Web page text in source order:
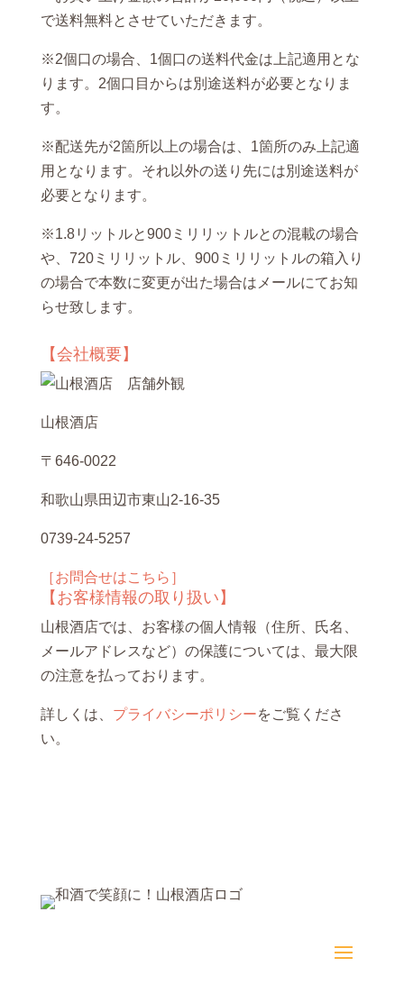
で送料無料とさせていただきます。
※2個口の場合、1個口の送料代金は上記適用とな
ります。2個口目からは別途送料が必要となりま
す。
※配送先が2箇所以上の場合は、1箇所のみ上記適
用となります。それ以外の送り先には別途送料が
必要となります。
※1.8リットルと900ミリリットルとの混載の場合
や、720ミリリットル、900ミリリットルの箱入り
の場合で本数に変更が出た場合はメールにてお知
らせ致します。
【会社概要】
山根酒店
〒646-0022
和歌山県田辺市東山2-16-35
0739-24-5257
［お問合せはこちら］
【お客様情報の取り扱い】
山根酒店では、お客様の個人情報（住所、氏名、
メールアドレスなど）の保護については、最大限
の注意を払っております。
詳しくは、 プライバシーポリシーをご覧くださ
い。